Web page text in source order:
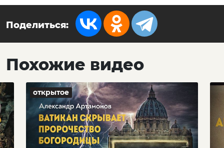
Поделиться:
Похожие видео
открытое